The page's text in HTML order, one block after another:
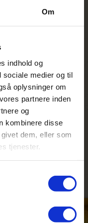
Om
indhold og
sociale medier og til
oplysninger om
partnere inden
og
kombinere disse
dem, eller som
tjenester.
Ridge
i
gør I et lille
kaffe. I er
kan
I jeres
det tid til
Det
er det